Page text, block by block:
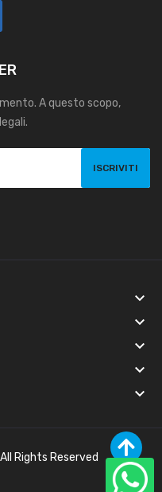
A questo scopo,
keyboard_arrow_down
keyboard_arrow_down
keyboard_arrow_down
keyboard_arrow_down
keyboard_arrow_down
Rights Reserved